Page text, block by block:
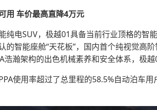
用 车价最高直降4万元
纯电SUV，极越01具备当前行业顶格的
的智能座舱“天花板”，国内首个纯视觉高
浩瀚架构的出色机械素养和安全体系，极
使用率超过了总里程的58.5%自动泊车